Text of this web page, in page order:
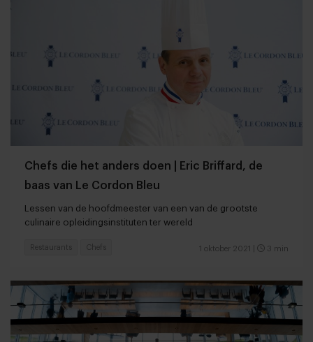
Chefs die het anders doen | Eric Briffard, de
baas van Le Cordon Bleu
Lessen van de hoofdmeester van een van de grootste
culinaire opleidingsinstituten ter wereld
1 oktober 2021 3 min
Restaurants Chefs